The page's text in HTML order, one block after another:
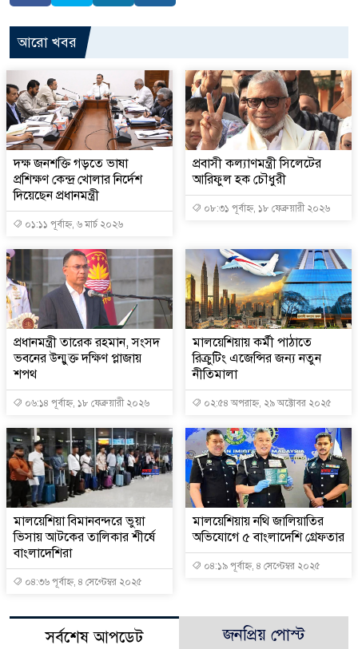
আরো খবর
দক্ষ জনশক্তি গড়তে ভাষা
প্রশিক্ষণ কেন্দ্র খোলার নির্দেশ
দিয়েছেন প্রধানমন্ত্রী
০১:১১ পূর্বাহ্ন, ৬ মার্চ ২০২৬
প্রবাসী কল্যাণমন্ত্রী সিলেটের
আরিফুল হক চৌধুরী
০৮:৩১ পূর্বাহ্ন, ১৮ ফেব্রুয়ারী ২০২৬
প্রধানমন্ত্রী তারেক রহমান, সংসদ
ভবনের উন্মুক্ত দক্ষিণ প্লাজায়
শপথ
০৬:১৪ পূর্বাহ্ন, ১৮ ফেব্রুয়ারী ২০২৬
মালয়েশিয়ায় কর্মী পাঠাতে
রিক্রুটিং এজেন্সির জন্য নতুন
নীতিমালা
০২:৫৪ অপরাহ্ন, ২৯ অক্টোবর ২০২৫
মালয়েশিয়া বিমানবন্দরে ভুয়া
ভিসায় আটকের তালিকার শীর্ষে
বাংলাদেশিরা
০৪:৩৬ পূর্বাহ্ন, ৪ সেপ্টেম্বর ২০২৫
মালয়েশিয়ায় নথি জালিয়াতির
অভিযোগে ৫ বাংলাদেশি গ্রেফতার
০৪:১৯ পূর্বাহ্ন, ৪ সেপ্টেম্বর ২০২৫
সর্বশেষ আপডেট জনপ্রিয় পোস্ট